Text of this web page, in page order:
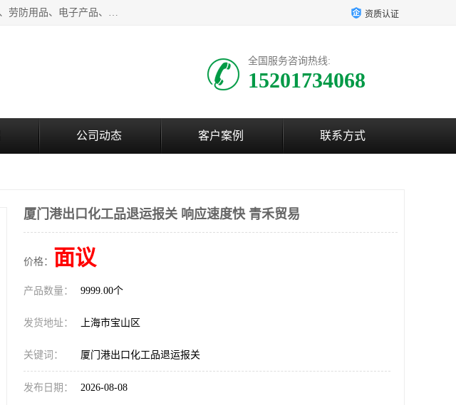
上海青禾贸易有限公司成立于2020年，注册地位于上海市宝山区。经营范围包括：机械设备、五金制品、劳防用品、电子产品、塑胶制品、家具、模具、纺织品、仪器仪表、建筑材料、装饰材料、化工产品、金属制品、机车配件等货物进出口报关、清关服务。 资质认证
全国服务咨询热线:
15201734068
公司动态 客户案例 联系方式
厦门港出口化工品退运报关 响应速度快 青禾贸易
价格： 面议
产品数量： 9999.00个
发货地址： 上海市宝山区
关键词： 厦门港出口化工品退运报关
发布日期： 2026-08-08